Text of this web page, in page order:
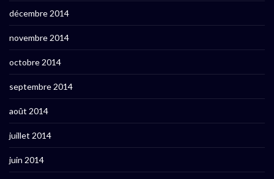
décembre 2014
novembre 2014
octobre 2014
septembre 2014
août 2014
juillet 2014
juin 2014